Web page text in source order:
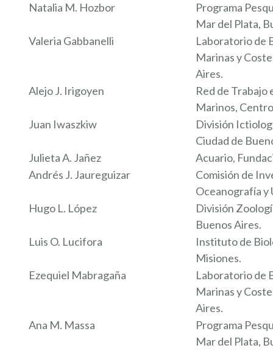
Natalia M. Hozbor
Programa
Mar del Plata,
Valeria Gabbanelli
Laboratorio de
Marinas y
Aires.
Alejo J. Irigoyen
Red de Trabajo
Marinos,
Juan Iwaszkiw
División
Ciudad de
Julieta A. Jañez
Acuario,
Andrés J. Jaureguizar
Comisión de
Oceanografía y
Hugo L. López
División
Buenos Aires.
Luis O. Lucifora
Instituto de
Misiones.
Ezequiel Mabragaña
Laboratorio de
Marinas y
Aires.
Ana M. Massa
Programa
Mar del Plata,